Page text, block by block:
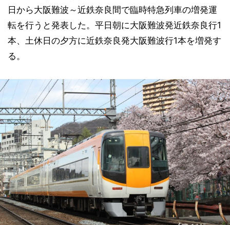
日から大阪難波～近鉄奈良間で臨時特急列車の増発運
転を行うと発表した。平日朝に大阪難波発近鉄奈良行1
本、土休日の夕方に近鉄奈良発大阪難波行1本を増発す
る。